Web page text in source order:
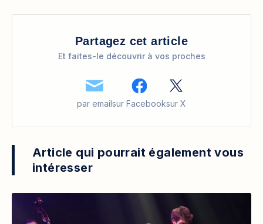
Partagez cet article
Et faites-le découvrir à vos proches
par emailsur Facebooksur X
Article qui pourrait également vous
intéresser